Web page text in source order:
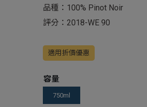
品種：100% Pinot Noir
評分：2018-WE 90
適用折價優惠
容量
750ml